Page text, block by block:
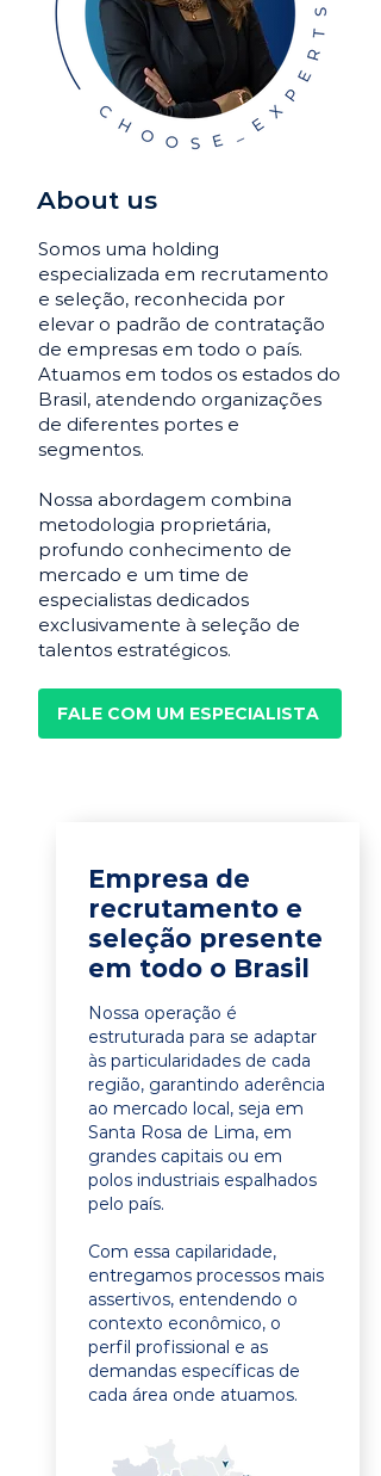
About us
Somos uma holding
especializada em recrutamento
e seleção, reconhecida por
elevar o padrão de contratação
de empresas em todo o país.
Atuamos em todos os estados do
Brasil, atendendo organizações
de diferentes portes e
segmentos.
Nossa abordagem combina
metodologia proprietária,
profundo conhecimento de
mercado e um time de
especialistas dedicados
exclusivamente à seleção de
talentos estratégicos.
FALE COM UM ESPECIALISTA
Empresa de
recrutamento e
seleção presente
em todo o Brasil
Nossa operação é
estruturada para se adaptar
às particularidades de cada
região, garantindo aderência
ao mercado local, seja em
Santa Rosa de Lima, em
grandes capitais ou em
polos industriais espalhados
pelo país.
Com essa capilaridade,
entregamos processos mais
assertivos, entendendo o
contexto econômico, o
perfil profissional e as
demandas específicas de
cada área onde atuamos.